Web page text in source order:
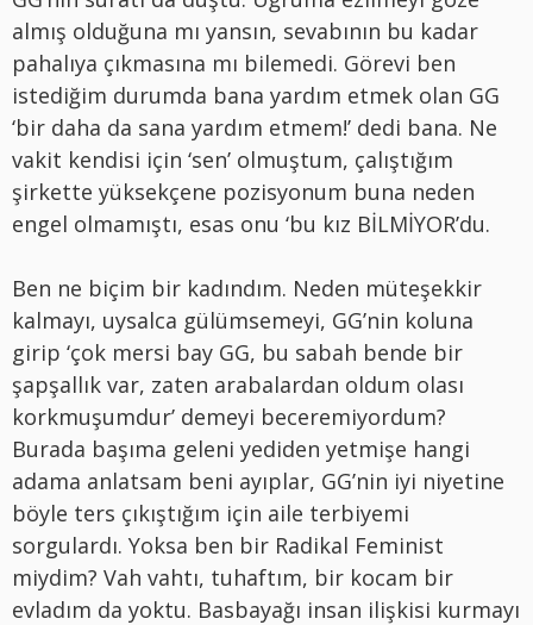
almış olduğuna mı yansın, sevabının bu kadar
pahalıya çıkmasına mı bilemedi. Görevi ben
istediğim durumda bana yardım etmek olan GG
‘bir daha da sana yardım etmem!’ dedi bana. Ne
vakit kendisi için ‘sen’ olmuştum, çalıştığım
şirkette yüksekçene pozisyonum buna neden
engel olmamıştı, esas onu ‘bu kız BİLMİYOR’du.
Ben ne biçim bir kadındım. Neden müteşekkir
kalmayı, uysalca gülümsemeyi, GG’nin koluna
girip ‘çok mersi bay GG, bu sabah bende bir
şapşallık var, zaten arabalardan oldum olası
korkmuşumdur’ demeyi beceremiyordum?
Burada başıma geleni yediden yetmişe hangi
adama anlatsam beni ayıplar, GG’nin iyi niyetine
böyle ters çıkıştığım için aile terbiyemi
sorgulardı. Yoksa ben bir Radikal Feminist
miydim? Vah vahtı, tuhaftım, bir kocam bir
evladım da yoktu. Basbayağı insan ilişkisi kurmayı